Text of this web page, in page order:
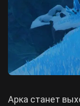
Арка станет